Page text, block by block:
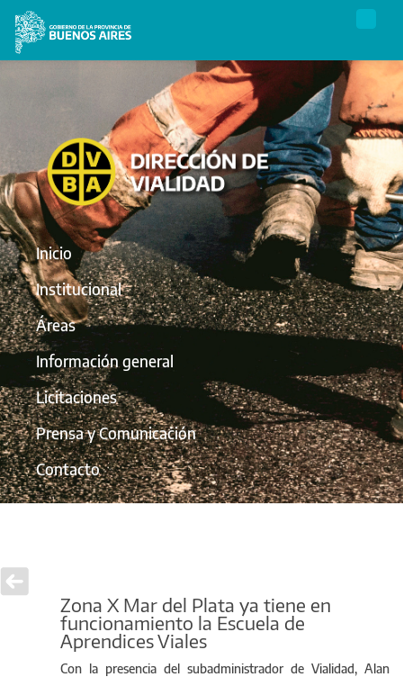
Inicio
Institucional
Áreas
Información general
Licitaciones
Prensa y Comunicación
Contacto
Zona X Mar del Plata ya tiene en
funcionamiento la Escuela de
Aprendices Viales
Con la presencia del subadministrador de Vialidad, Alan